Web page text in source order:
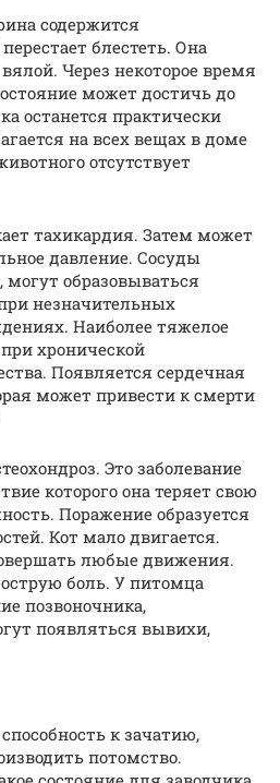
содержится
блестеть. Она
Через некоторое время
может достичь до
останется практически
на всех вещах в доме
отсутствует
тахикардия. Затем может
давление. Сосуды
образовываться
незначительных
Наиболее тяжелое
хронической
Появляется сердечная
может привести к смерти
Это заболевание
которого она теряет свою
Поражение образуется
Кот мало двигается.
любые движения.
боль. У питомца
позвоночника,
появляться вывихи,
к зачатию,
потомство.